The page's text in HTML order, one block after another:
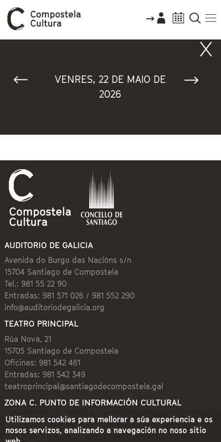
VENRES, 22 DE MAIO DE
2026
AUDITORIO DE GALICIA
Avenida do Burgo das Nacións s/n
15704 Santiago de Compostela
Tel.: 981 55 22 90
Entradas: 981 571 026 / 981 552 290
info@auditoriodegalicia.org
TEATRO PRINCIPAL
Rúa Nova, 21
15705 Santiago de Compostela
Oficinas: 981 542 461
Entradas: 981 542 349
teatroprincipal@santiagodecompostela.gal
ZONA C. PUNTO DE INFORMACIÓN CULTURAL
Preguntoiro, 1 (Praza de Cervantes)
15704 Santiago de Compostela
981 542 462
Utilizamos cookies para mellorar a súa experiencia e os
nosos servizos, analizando a navegación no noso sitio